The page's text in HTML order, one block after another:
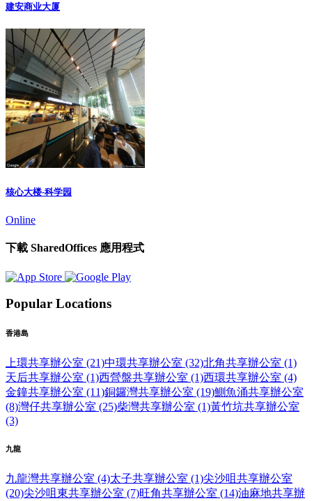
建安商业大厦
核心大楼-科学园
Online
下載 SharedOffices 應用程式
Popular Locations
香港島
上環共享辦公室 (21)中環共享辦公室 (32)北角共享辦公室 (1)
天后共享辦公室 (1)西營盤共享辦公室 (1)西環共享辦公室 (4)
金鐘共享辦公室 (11)銅鑼灣共享辦公室 (19)鰂魚涌共享辦公室
(8)灣仔共享辦公室 (25)柴灣共享辦公室 (1)黃竹坑共享辦公室
(3)
九龍
九龍灣共享辦公室 (4)太子共享辦公室 (1)尖沙咀共享辦公室
(20)尖沙咀東共享辦公室 (7)旺角共享辦公室 (14)油麻地共享辦